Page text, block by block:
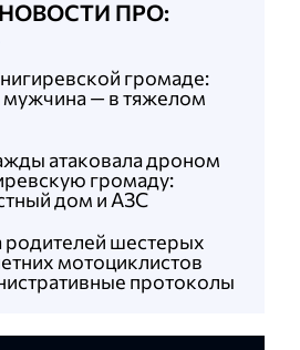
ПРО:
громаде:
мужчина — в тяжелом
атаковала дроном
громаду:
дом и АЗС
родителей шестерых
мотоциклистов
протоколы